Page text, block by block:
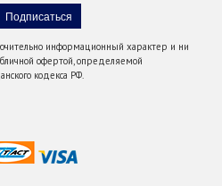
информационный характер и ни
офертой, определяемой
кодекса РФ.